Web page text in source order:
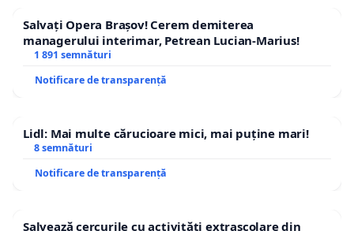
Salvați Opera Brașov! Cerem demiterea
managerului interimar, Petrean Lucian-Marius!
1 891 semnături
Notificare de transparență
Lidl: Mai multe cărucioare mici, mai puține mari!
8 semnături
Notificare de transparență
Salvează cercurile cu activități extrașcolare din